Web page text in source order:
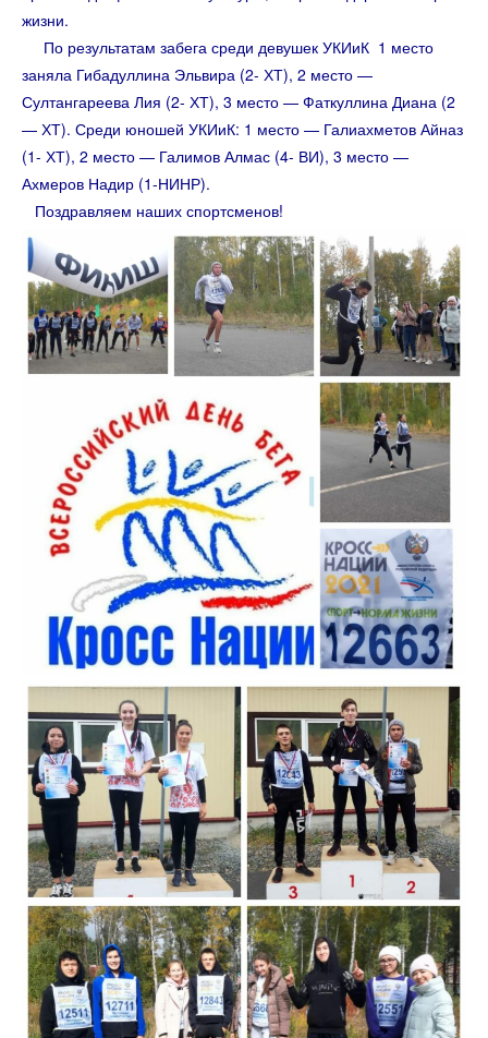
жизни.
По результатам забега среди девушек УКИиК 1 место
заняла Гибадуллина Эльвира (2- ХТ), 2 место —
Султангареева Лия (2- ХТ), 3 место — Фаткуллина Диана (2
— ХТ). Среди юношей УКИиК: 1 место — Галиахметов Айназ
(1- ХТ), 2 место — Галимов Алмас (4- ВИ), 3 место —
Ахмеров Надир (1-НИНР).
Поздравляем наших спортсменов!